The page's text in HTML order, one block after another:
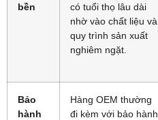
bền
có tuổi thọ lâu dài
nhờ vào chất liệu và
quy trình sản xuất
nghiêm ngặt.
Bảo
hành
Hàng OEM thường
đi kèm với bảo hành